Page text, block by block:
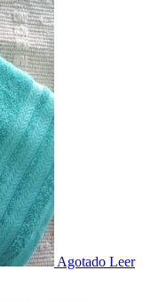
Agotado Leer